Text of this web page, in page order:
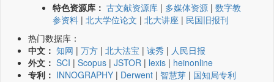
特色资源库： 古文献资源库 | 多媒体资源 | 数字教
参资料 | 北大学位论文 | 北大讲座 | 民国旧报刊
热门数据库：
中文： 知网 | 万方 | 北大法宝 | 读秀 | 人民日报
外文： SCI | Scopus | JSTOR | lexis | heinonline
专利： INNOGRAPHY | Derwent | 智慧芽 | 国知局专利